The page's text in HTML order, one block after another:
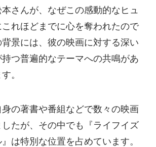
さんが、なぜこの感動的なヒュ
れほどまでに心を奪われたので
背景には、彼の映画に対する深い
つ普遍的なテーマへの共鳴があ
。
の著書や番組などで数々の映画
たが、その中でも『ライフイズ
は特別な位置を占めています。